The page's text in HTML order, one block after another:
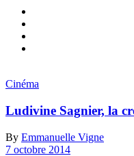
Cinéma
Ludivine Sagnier, la
By Emmanuelle Vigne
7 octobre 2014